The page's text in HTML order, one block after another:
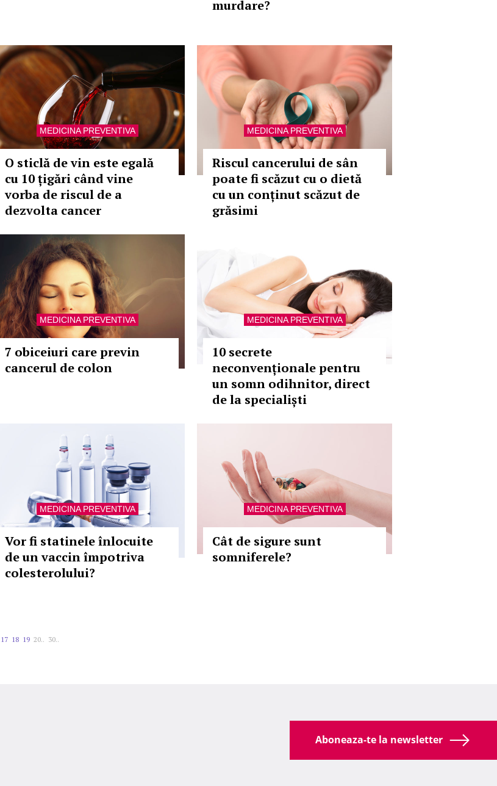
murdare?
MEDICINA PREVENTIVA
O sticlă de vin este egală
cu 10 țigări când vine
vorba de riscul de a
dezvolta cancer
MEDICINA PREVENTIVA
Riscul cancerului de sân
poate fi scăzut cu o dietă
cu un conținut scăzut de
grăsimi
MEDICINA PREVENTIVA
7 obiceiuri care previn
cancerul de colon
MEDICINA PREVENTIVA
10 secrete
neconvenționale pentru
un somn odihnitor, direct
de la specialiști
MEDICINA PREVENTIVA
Vor fi statinele înlocuite
de un vaccin împotriva
colesterolului?
MEDICINA PREVENTIVA
Cât de sigure sunt
somniferele?
17 18 19 20.. 30..
Aboneaza-te la newsletter